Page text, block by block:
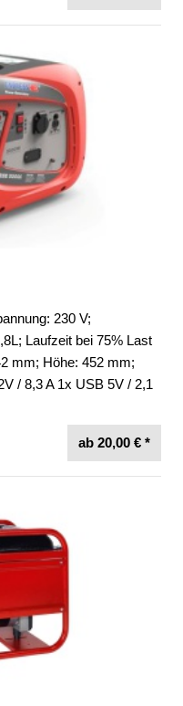
230 V;
Laufzeit bei 75% Last
mm; Höhe: 452 mm;
/ 8,3 A 1x USB 5V / 2,1
ab 20,00 € *